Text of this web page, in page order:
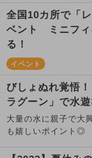
全国10カ所で「
ベント ミニフィ
る！
イベント
びしょぬれ覚悟
ラグーン」で水遊
大量の水に親子で大
も嬉しいポイント◎